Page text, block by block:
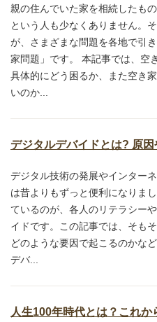
親の住んでいた家を相続したも
という人も少なくありません。
が、さまざまな問題を各地で引
家問題」です。 本記事では、空
具体的にどう困るか、また空き
いのか...
デジタルデバイドとは? 原
デジタル技術の発展やインター
は昔よりもずっと便利になりま
ているのが、各人のリテラシー
イドです。この記事では、そも
どのような要因で起こるのかな
デバ...
人生100年時代とは？これ